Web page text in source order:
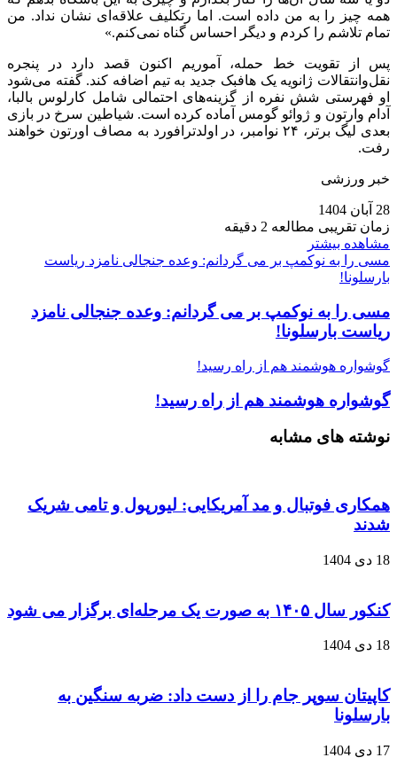
همه چیز را به من داده است. اما رتکلیف علاقه‌ای نشان نداد. من
تمام تلاشم را کردم و دیگر احساس گناه نمی‌کنم.»
پس از تقویت خط حمله، آموریم اکنون قصد دارد در پنجره
نقل‌وانتقالات ژانویه یک هافبک جدید به تیم اضافه کند. گفته می‌شود
او فهرستی شش نفره از گزینه‌های احتمالی شامل کارلوس بالبا،
آدام وارتون و ژوائو گومس آماده کرده است. شیاطین سرخ در بازی
بعدی لیگ برتر، ۲۴ نوامبر، در اولدترافورد به مصاف اورتون خواهند
رفت.
خبر ورزشی
28 آبان 1404
زمان تقریبی مطالعه 2 دقیقه
مشاهده بیشتر
مسی را به نوکمپ بر می‌ گردانم: وعده جنجالی نامزد ریاست
بارسلونا!
مسی را به نوکمپ بر می‌ گردانم: وعده جنجالی نامزد
ریاست بارسلونا!
گوشواره هوشمند هم از راه رسید!
گوشواره هوشمند هم از راه رسید!
نوشته های مشابه
همکاری فوتبال و مد آمریکایی: لیورپول و تامی شریک
شدند
18 دی 1404
کنکور سال ۱۴۰۵ به صورت یک‌ مرحله‌ای برگزار می‌ شود
18 دی 1404
کاپیتان سوپر جام را از دست داد: ضربه سنگین به
بارسلونا
17 دی 1404